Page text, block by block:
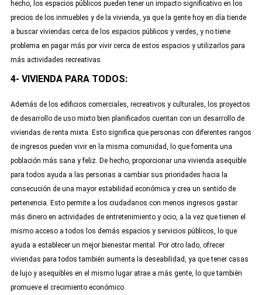
hecho, los espacios públicos pueden tener un impacto significativo en los
precios de los inmuebles y de la vivienda, ya que la gente hoy en día tiende
a buscar viviendas cerca de los espacios públicos y verdes, y no tiene
problema en pagar más por vivir cerca de estos espacios y utilizarlos para
más actividades recreativas.
4- VIVIENDA PARA TODOS:
Además de los edificios comerciales, recreativos y culturales, los proyectos
de desarrollo de uso mixto bien planificados cuentan con un desarrollo de
viviendas de renta mixta. Esto significa que personas con diferentes rangos
de ingresos pueden vivir en la misma comunidad, lo que fomenta una
población más sana y feliz. De hecho, proporcionar una vivienda asequible
para todos ayuda a las personas a cambiar sus prioridades hacia la
consecución de una mayor estabilidad económica y crea un sentido de
pertenencia. Esto permite a los ciudadanos con menos ingresos gastar
más dinero en actividades de entretenimiento y ocio, a la vez que tienen el
mismo acceso a todos los demás espacios y servicios públicos, lo que
ayuda a establecer un mejor bienestar mental. Por otro lado, ofrecer
viviendas para todos también aumenta la deseabilidad, ya que tener casas
de lujo y asequibles en el mismo lugar atrae a más gente, lo que también
promueve el crecimiento económico.